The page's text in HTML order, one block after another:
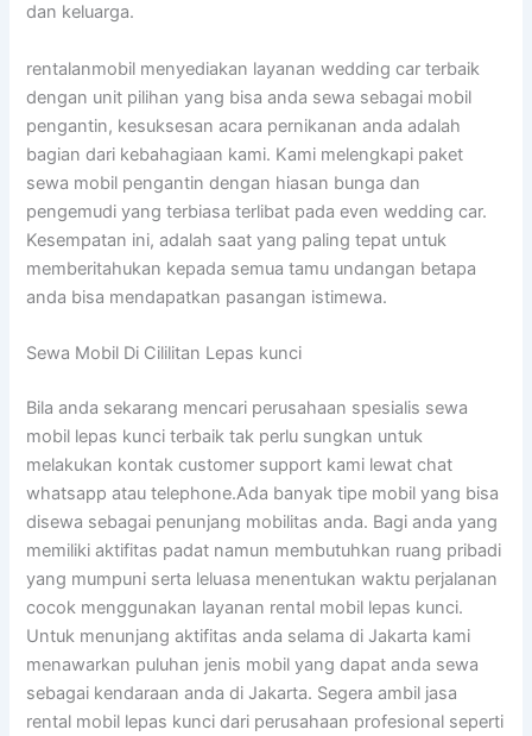
dan keluarga.
rentalanmobil menyediakan layanan wedding car terbaik
dengan unit pilihan yang bisa anda sewa sebagai mobil
pengantin, kesuksesan acara pernikanan anda adalah
bagian dari kebahagiaan kami. Kami melengkapi paket
sewa mobil pengantin dengan hiasan bunga dan
pengemudi yang terbiasa terlibat pada even wedding car.
Kesempatan ini, adalah saat yang paling tepat untuk
memberitahukan kepada semua tamu undangan betapa
anda bisa mendapatkan pasangan istimewa.
Sewa Mobil Di Cililitan Lepas kunci
Bila anda sekarang mencari perusahaan spesialis sewa
mobil lepas kunci terbaik tak perlu sungkan untuk
melakukan kontak customer support kami lewat chat
whatsapp atau telephone.Ada banyak tipe mobil yang bisa
disewa sebagai penunjang mobilitas anda. Bagi anda yang
memiliki aktifitas padat namun membutuhkan ruang pribadi
yang mumpuni serta leluasa menentukan waktu perjalanan
cocok menggunakan layanan rental mobil lepas kunci.
Untuk menunjang aktifitas anda selama di Jakarta kami
menawarkan puluhan jenis mobil yang dapat anda sewa
sebagai kendaraan anda di Jakarta. Segera ambil jasa
rental mobil lepas kunci dari perusahaan profesional seperti